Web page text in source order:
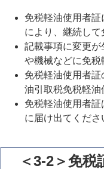
免税軽油使用者
により、継続して
記載事項に変更
や機械などに免税
免税軽油使用者
油引取税免税軽油
免税軽油使用者
に届け出てくださ
＜3-2＞免税